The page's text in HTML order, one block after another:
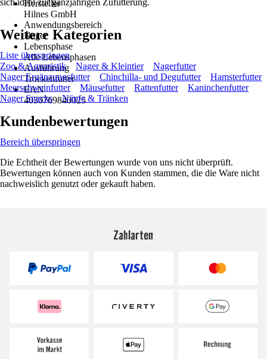
Hersteller
Hilnes GmbH
Anwendungsbereich
Nager
Lebensphase
Alle Lebensphasen
Ausführung
Trockenfutter
EAN
4030769840025
sich ideal zur ganzjährigen Zufütterung.
Weitere Kategorien
Liste überspringen
Zoo & Aquaristik
Nager & Kleintier
Nagerfutter
Nager Ergänzungsfutter
Chinchilla- und Degufutter
Hamsterfutter
Meerschweinfutter
Mäusefutter Rattenfutter
Kaninchenfutter
Nager Snacks
Näpfe & Tränken
Kundenbewertungen
Bereich überspringen
Die Echtheit der Bewertungen wurde von uns nicht überprüft.
Bewertungen können auch von Kunden stammen, die die Ware nicht
nachweislich genutzt oder gekauft haben.
Zahlarten